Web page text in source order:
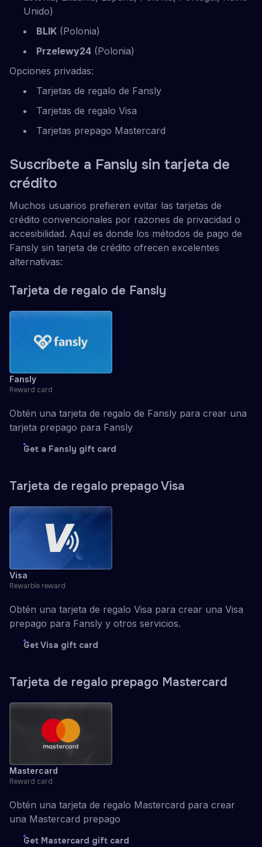
Unido)
BLIK (Polonia)
Przelewy24 (Polonia)
Opciones privadas:
Tarjetas de regalo de Fansly
Tarjetas de regalo Visa
Tarjetas prepago Mastercard
Suscríbete a Fansly sin tarjeta de
crédito
Muchos usuarios prefieren evitar las tarjetas de
crédito convencionales por razones de privacidad o
accesibilidad. Aquí es donde los métodos de pago de
Fansly sin tarjeta de crédito ofrecen excelentes
alternativas:
Tarjeta de regalo de Fansly
Fansly
Reward card
Obtén una tarjeta de regalo de Fansly para crear una
tarjeta prepago para Fansly
Get a Fansly gift card
Tarjeta de regalo prepago Visa
Visa
Rewarble reward
Obtén una tarjeta de regalo Visa para crear una Visa
prepago para Fansly y otros servicios.
Get Visa gift card
Tarjeta de regalo prepago Mastercard
Mastercard
Reward card
Obtén una tarjeta de regalo Mastercard para crear
una Mastercard prepago
Get Mastercard gift card